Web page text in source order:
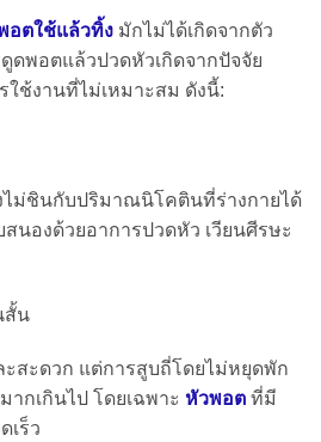
อตใช้แล้วทิ้ง มักไม่ได้เกิดจากตัว
ดูดพอตแล้วปวดหัวเกิดจากปัจจัย
ช้งานที่ไม่เหมาะสม ดังนี้:
ไม่ชินกับปริมาณนิโคตินที่ร่างกายได้
นองด้วยอาการปวดหัว เวียนศีรษะ
สั้น
สะดวก แต่การสูบถี่โดยไม่หยุดพัก
ากเกินไป โดยเฉพาะ หัวพอตที่มี
เร็ว